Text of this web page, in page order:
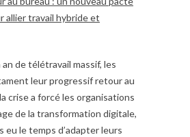
allier travail hybride et
an de télétravail massif, les
leur progressif retour au
crise a forcé les organisations
de la transformation digitale,
eu le temps d’adapter leurs